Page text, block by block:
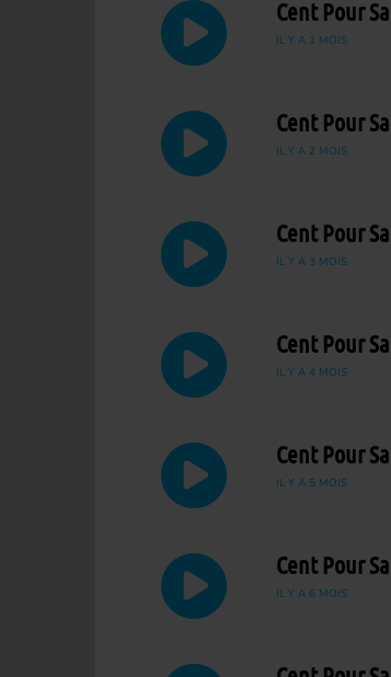
Cent Pour
IL Y A 1 MOIS
Cent Pour
IL Y A 2 MOIS
Cent Pour
IL Y A 3 MOIS
Cent Pour
IL Y A 4 MOIS
Cent Pour
IL Y A 5 MOIS
Cent Pour
IL Y A 6 MOIS